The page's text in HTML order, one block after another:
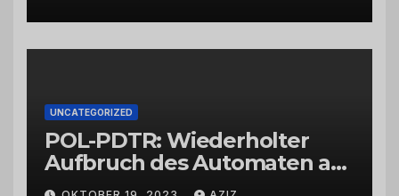
UNCATEGORIZED
POL-PDTR: Wiederholter
Aufbruch des Automaten am
Wohnmobilstellplatz in